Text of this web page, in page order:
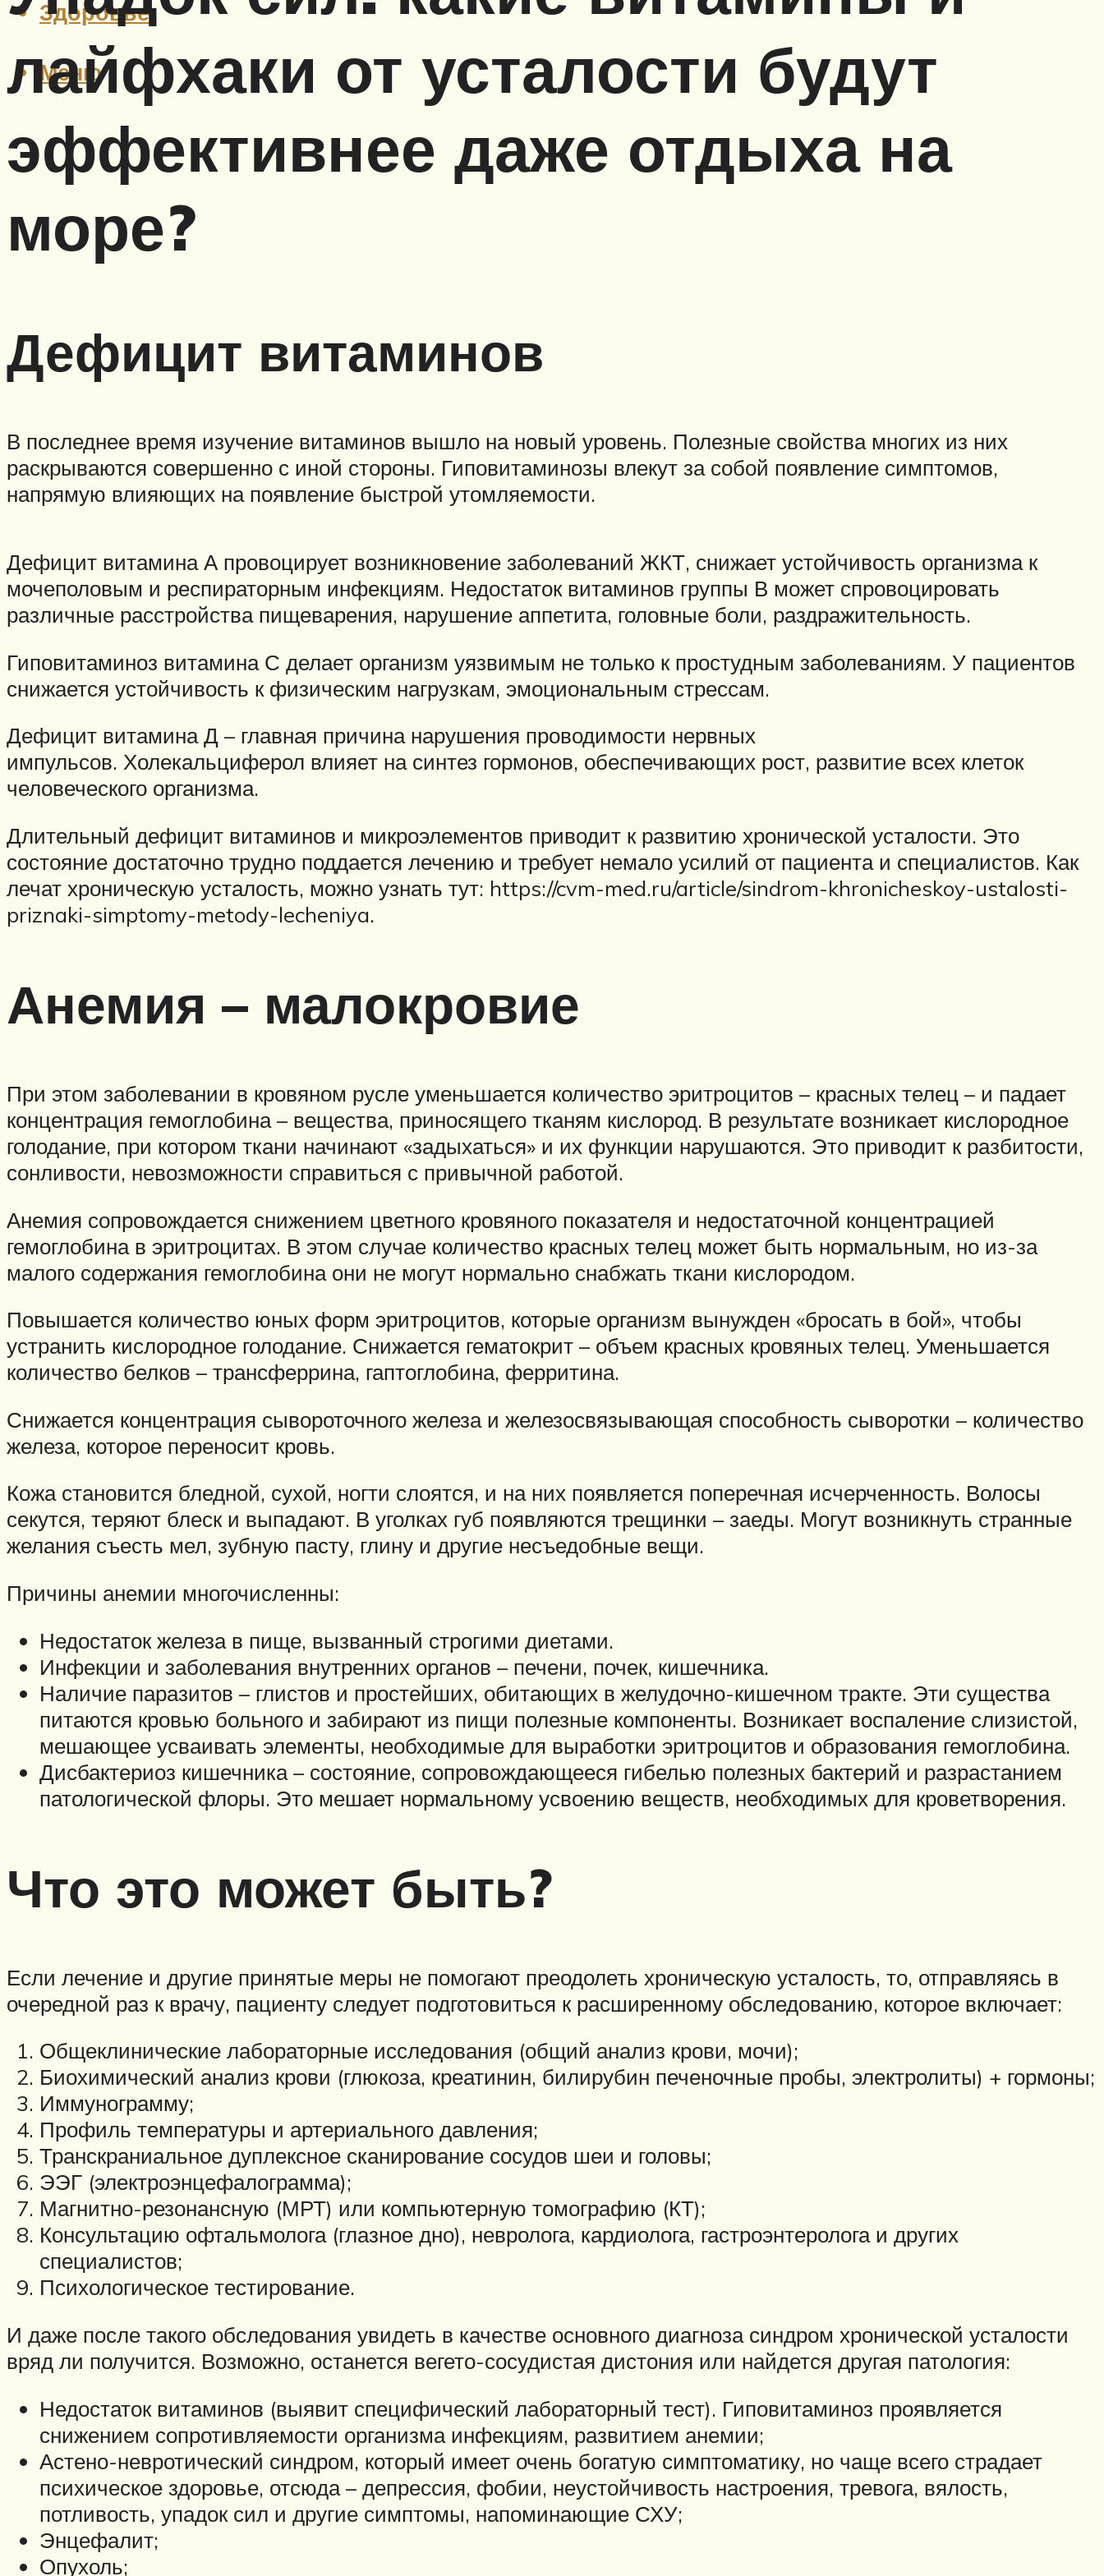
Здоровье
Меню
лайфхаки от усталости будут
эффективнее даже отдыха на
море?
Дефицит витаминов
В последнее время изучение витаминов вышло на новый уровень. Полезные свойства многих из них
раскрываются совершенно с иной стороны. Гиповитаминозы влекут за собой появление симптомов,
напрямую влияющих на появление быстрой утомляемости.
Дефицит витамина А провоцирует возникновение заболеваний ЖКТ, снижает устойчивость организма к
мочеполовым и респираторным инфекциям. Недостаток витаминов группы В может спровоцировать
различные расстройства пищеварения, нарушение аппетита, головные боли, раздражительность.
Гиповитаминоз витамина С делает организм уязвимым не только к простудным заболеваниям. У пациентов
снижается устойчивость к физическим нагрузкам, эмоциональным стрессам.
Дефицит витамина Д – главная причина нарушения проводимости нервных
импульсов. Холекальциферол влияет на синтез гормонов, обеспечивающих рост, развитие всех клеток
человеческого организма.
Длительный дефицит витаминов и микроэлементов приводит к развитию хронической усталости. Это
состояние достаточно трудно поддается лечению и требует немало усилий от пациента и специалистов. Как
лечат хроническую усталость, можно узнать тут: https://cvm-med.ru/article/sindrom-khronicheskoy-ustalosti-
priznaki-simptomy-metody-lecheniya.
Анемия – малокровие
При этом заболевании в кровяном русле уменьшается количество эритроцитов – красных телец – и падает
концентрация гемоглобина – вещества, приносящего тканям кислород. В результате возникает кислородное
голодание, при котором ткани начинают «задыхаться» и их функции нарушаются. Это приводит к разбитости,
сонливости, невозможности справиться с привычной работой.
Анемия сопровождается снижением цветного кровяного показателя и недостаточной концентрацией
гемоглобина в эритроцитах. В этом случае количество красных телец может быть нормальным, но из-за
малого содержания гемоглобина они не могут нормально снабжать ткани кислородом.
Повышается количество юных форм эритроцитов, которые организм вынужден «бросать в бой», чтобы
устранить кислородное голодание. Снижается гематокрит – объем красных кровяных телец. Уменьшается
количество белков – трансферрина, гаптоглобина, ферритина.
Снижается концентрация сывороточного железа и железосвязывающая способность сыворотки – количество
железа, которое переносит кровь.
Кожа становится бледной, сухой, ногти слоятся, и на них появляется поперечная исчерченность. Волосы
секутся, теряют блеск и выпадают. В уголках губ появляются трещинки – заеды. Могут возникнуть странные
желания съесть мел, зубную пасту, глину и другие несъедобные вещи.
Причины анемии многочисленны:
Недостаток железа в пище, вызванный строгими диетами.
Инфекции и заболевания внутренних органов – печени, почек, кишечника.
Наличие паразитов – глистов и простейших, обитающих в желудочно-кишечном тракте. Эти существа
питаются кровью больного и забирают из пищи полезные компоненты. Возникает воспаление слизистой,
мешающее усваивать элементы, необходимые для выработки эритроцитов и образования гемоглобина.
Дисбактериоз кишечника – состояние, сопровождающееся гибелью полезных бактерий и разрастанием
патологической флоры. Это мешает нормальному усвоению веществ, необходимых для кроветворения.
Что это может быть?
Если лечение и другие принятые меры не помогают преодолеть хроническую усталость, то, отправляясь в
очередной раз к врачу, пациенту следует подготовиться к расширенному обследованию, которое включает:
Общеклинические лабораторные исследования (общий анализ крови, мочи);
Биохимический анализ крови (глюкоза, креатинин, билирубин печеночные пробы, электролиты) + гормоны;
Иммунограмму;
Профиль температуры и артериального давления;
Транскраниальное дуплексное сканирование сосудов шеи и головы;
ЭЭГ (электроэнцефалограмма);
Магнитно-резонансную (МРТ) или компьютерную томографию (КТ);
Консультацию офтальмолога (глазное дно), невролога, кардиолога, гастроэнтеролога и других
специалистов;
Психологическое тестирование.
И даже после такого обследования увидеть в качестве основного диагноза синдром хронической усталости
вряд ли получится. Возможно, останется вегето-сосудистая дистония или найдется другая патология:
Недостаток витаминов (выявит специфический лабораторный тест). Гиповитаминоз проявляется
снижением сопротивляемости организма инфекциям, развитием анемии;
Астено-невротический синдром, который имеет очень богатую симптоматику, но чаще всего страдает
психическое здоровье, отсюда – депрессия, фобии, неустойчивость настроения, тревога, вялость,
потливость, упадок сил и другие симптомы, напоминающие СХУ;
Энцефалит;
Опухоль;